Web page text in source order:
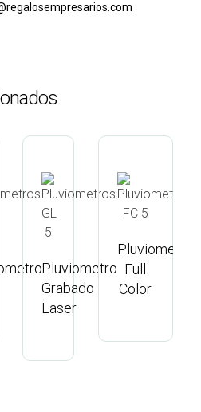
Pluviometro
Grabado
Laser
Pluviometro
Full
Color